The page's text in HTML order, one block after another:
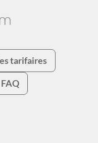
tarifaires
FAQ